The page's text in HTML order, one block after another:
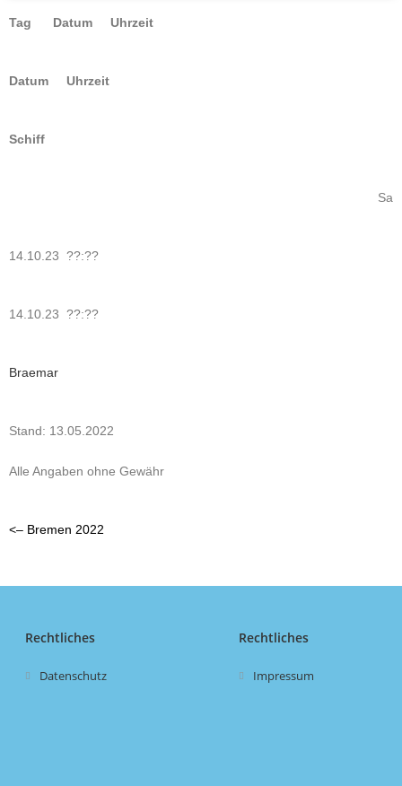
Tag Datum Uhrzeit
Datum Uhrzeit
Schiff
Sa
14.10.23 ??:??
14.10.23 ??:??
Braemar
Stand: 13.05.2022
Alle Angaben ohne Gewähr
<– Bremen 2022
Rechtliches
Datenschutz
Rechtliches
Impressum